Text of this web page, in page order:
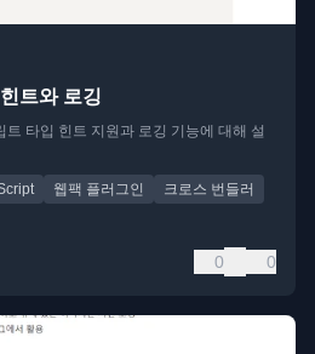
트와 로깅
타입 힌트 지원과 로깅 기능에 대해 설
웹팩 플러그인
크로스 번들러
0 0